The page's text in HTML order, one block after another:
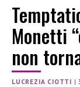
Monetti
non
LUCREZIA CIOTTI |